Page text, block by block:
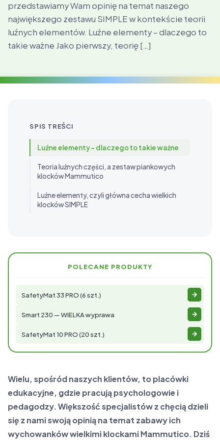
przedstawiamy Wam opinię na temat naszego
największego zestawu SIMPLE w kontekście teorii
luźnych elementów. Luźne elementy – dlaczego to
takie ważne Jako pierwszy, teorię […]
SPIS TREŚCI
Luźne elementy – dlaczego to takie ważne
Teoria luźnych części, a zestaw piankowych
klocków Mammutico
Luźne elementy, czyli główna cecha wielkich
klocków SIMPLE
POLECANE PRODUKTY
SafetyMat 33 PRO (6 szt.)
Smart 230 — WIELKA wyprawa
SafetyMat 10 PRO (20 szt.)
Wielu, spośród naszych klientów, to placówki
edukacyjne, gdzie pracują psychologowie i
pedagodzy. Większość specjalistów z chęcią dzieli
się z nami swoją opinią na temat zabawy ich
wychowanków wielkimi klockami Mammutico. Dziś